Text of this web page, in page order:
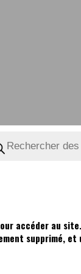
accéder au
supprimé,